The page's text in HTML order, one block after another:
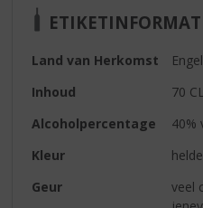
Land van Herkomst
Inhoud
70 CL
Alcoholpercentage
40%
Kleur
Geur
veel